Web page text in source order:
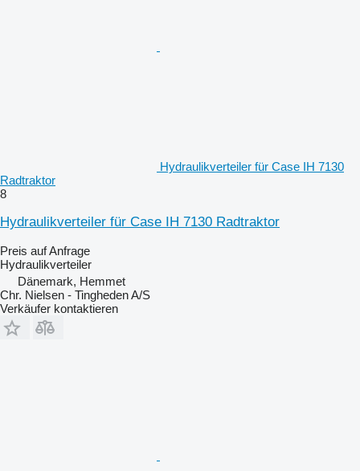
Hydraulikverteiler für Case IH 7130
Radtraktor
8
Hydraulikverteiler für Case IH 7130 Radtraktor
Preis auf Anfrage
Hydraulikverteiler
Dänemark, Hemmet
Chr. Nielsen - Tingheden A/S
Verkäufer kontaktieren